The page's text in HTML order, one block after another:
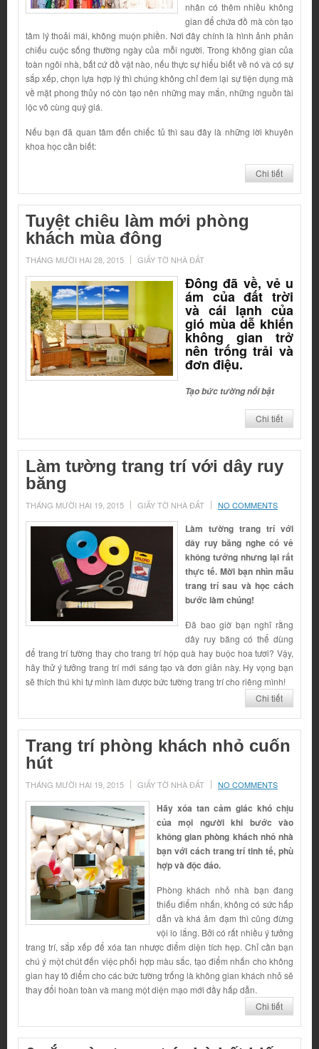
nhân có thêm nhiều không
gian để chứa đồ mà còn tạo
tâm lý thoải mái, không muộn phiền. Nơi đây chính là hình ảnh phản
chiếu cuộc sống thường ngày của mỗi người. Trong không gian của
toàn ngôi nhà, bất cứ đồ vật nào, nếu thực sự hiểu biết về nó và có sự
sắp xếp, chọn lựa hợp lý thì chúng không chỉ đem lại sự tiện dụng mà
về mặt phong thủy nó còn tạo nên những may mắn, những nguồn tài
lộc vô cùng quý giá.
Nếu bạn đã quan tâm đến chiếc tủ thì sau đây là những lời khuyên
khoa học cần biết:
Chi tiết
Tuyệt chiêu làm mới phòng
khách mùa đông
THÁNG MƯỜI HAI 28, 2015 GIẤY TỜ NHÀ ĐẤT
Đông đã về, vẻ u
ám của đất trời
và cái lạnh của
gió mùa dễ khiến
không gian trở
nên trống trải và
đơn điệu.
Tạo bức tường nổi bật
Chi tiết
Làm tường trang trí với dây ruy
băng
THÁNG MƯỜI HAI 19, 2015 GIẤY TỜ NHÀ ĐẤT NO COMMENTS
Làm tường trang trí với
dây ruy băng nghe có vẻ
không tưởng nhưng lại rất
thực tế. Mời bạn nhìn mẫu
trang trí sau và học cách
bước làm chúng!
Đã bao giờ bạn nghĩ rằng
dây ruy băng có thể dùng
để trang trí tường thay cho trang trí hộp quà hay buộc hoa tươi? Vậy,
hãy thử ý tưởng trang trí mới sáng tạo và đơn giản này. Hy vọng bạn
sẽ thích thú khi tự mình làm được bức tường trang trí cho riêng mình!
Chi tiết
Trang trí phòng khách nhỏ cuốn
hút
THÁNG MƯỜI HAI 19, 2015 GIẤY TỜ NHÀ ĐẤT NO COMMENTS
Hãy xóa tan cảm giác khó chịu
của mọi người khi bước vào
không gian phòng khách nhỏ nhà
bạn với cách trang trí tinh tế, phù
hợp và độc đáo.
Phòng khách nhỏ nhà bạn đang
thiếu điểm nhấn, không có sức hấp
dẫn và khá ảm đạm thì cũng đừng
vội lo lắng. Bởi có rất nhiều ý tưởng
trang trí, sắp xếp để xóa tan nhược điểm diện tích hẹp. Chỉ cần bạn
chú ý một chút đến việc phối hợp màu sắc, tạo điểm nhấn cho không
gian hay tô điểm cho các bức tường trống là không gian khách nhỏ sẽ
thay đổi hoàn toàn và mang một diện mạo mới đầy hấp dẫn.
Chi tiết